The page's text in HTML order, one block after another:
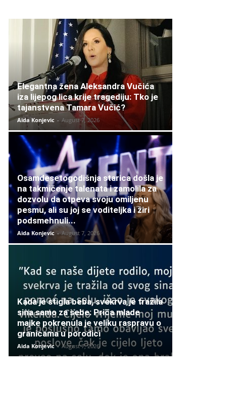
Elegantna žena Aleksandra Vučića
iza lijepog lica krije tragediju: Tko je
tajanstvena Tamara Vučić?
Aida Konjevic - August 7, 2026
Osamdesetogodišnja starica došla je
na takmičenje talenata i zamolila za
dozvolu da otpeva svoju omiljenu
pesmu, ali su joj se voditeljka i žiri
podsmehnuli...
Aida Konjevic - August 7, 2026
Kada je stigla beba, svekrva je tražila
sina samo za sebe: Priča mlade
majke pokrenula je veliku raspravu o
granicama u porodici
Aida Konjevic - August 7, 2026